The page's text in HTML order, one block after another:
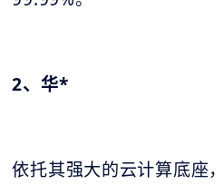
2、华*
依托其强大的云计算底座